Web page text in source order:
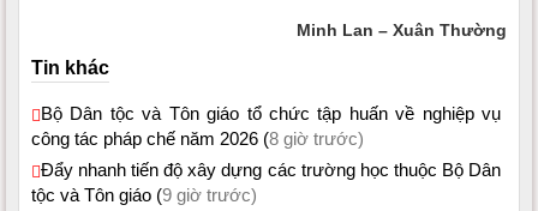
Minh Lan – Xuân Thường
Tin khác
Bộ Dân tộc và Tôn giáo tổ chức tập huấn về nghiệp vụ
công tác pháp chế năm 2026 (8 giờ trước)
Đẩy nhanh tiến độ xây dựng các trường học thuộc Bộ Dân
tộc và Tôn giáo (9 giờ trước)